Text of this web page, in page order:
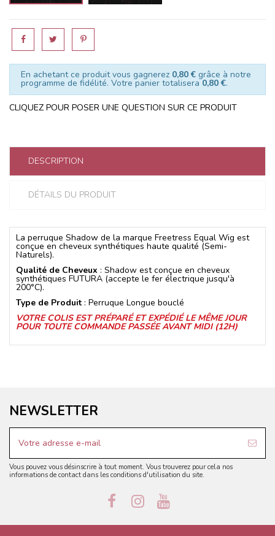
En achetant ce produit vous gagnerez 0,80 €grâce à notre
programme de fidélité. Votre panier totalisera 0,80 €.
CLIQUEZ POUR POSER UNE QUESTION SUR CE PRODUIT
DESCRIPTION
DÉTAILS DU PRODUIT
La perruque Shadow de la marque Freetress Equal Wig est
conçue en cheveux synthétiques haute qualité (Semi-
Naturels).
Qualité de Cheveux : Shadow est conçue en cheveux
synthétiques FUTURA (accepte le fer électrique jusqu'à
200°C).
Type de Produit : Perruque Longue bouclé
VOTRE COLIS EST PRÉPARÉ ET EXPÉDIÉ LE MÊME JOUR
POUR TOUTE COMMANDE PASSÉE AVANT MIDI (12H)
NEWSLETTER
Vous pouvez vous désinscrire à tout moment. Vous trouverez pour cela nos
informations de contact dans les conditions d'utilisation du site.